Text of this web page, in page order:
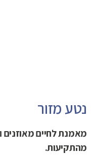
נטע מזור
מאמנת לחיים
מהתקיעות.